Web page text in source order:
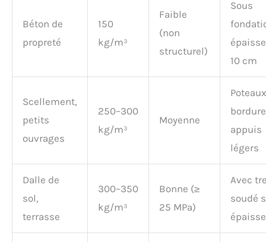
Béton de
propreté
150
kg/m³
Faible
(non
structurel)
Sous
10 cm
Scellement,
petits
ouvrages
250–300
kg/m³
Moyenne
appuis
légers
Dalle de
sol,
terrasse
300–350
kg/m³
Bonne (≥
25 MPa)
Avec
soudé